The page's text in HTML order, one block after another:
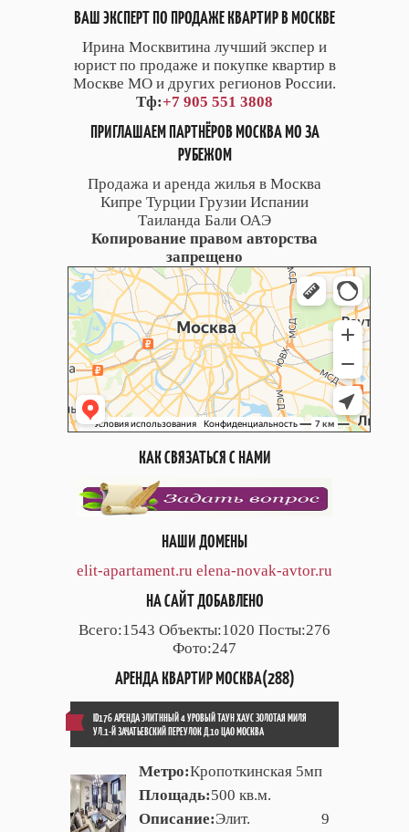
ВАШ ЭКСПЕРТ ПО ПРОДАЖЕ КВАРТИР В МОСКВЕ
Ирина Москвитина лучший экспер и
юрист по продаже и покупке квартир в
Москве МО и других регионов России.
Тф:+7 905 551 3808
ПРИГЛАШАЕМ ПАРТНЁРОВ МОСКВА МО ЗА
РУБЕЖОМ
Продажа и аренда жилья в Москва
Кипре Турции Грузии Испании
Таиланда Бали ОАЭ
Копирование правом авторства
запрещено
КАК СВЯЗАТЬСЯ С НАМИ
НАШИ ДОМЕНЫ
elit-apartament.ru elena-novak-avtor.ru
НА САЙТ ДОБАВЛЕНО
Всего:1543 Объекты:1020 Посты:276
Фото:247
АРЕНДА КВАРТИР МОСКВА(288)
ID176 АРЕНДА ЭЛИТННЫЙ 4 УРОВЫЙ ТАУН ХАУС ЗОЛОТАЯ МИЛЯ
УЛ.1-Й ЗАЧАТЬЕВСКИЙ ПЕРЕУЛОК Д.10 ЦАО МОСКВА
Метро:Кропоткинская 5мп
Площадь:500 кв.м.
Описание:Элит. 9